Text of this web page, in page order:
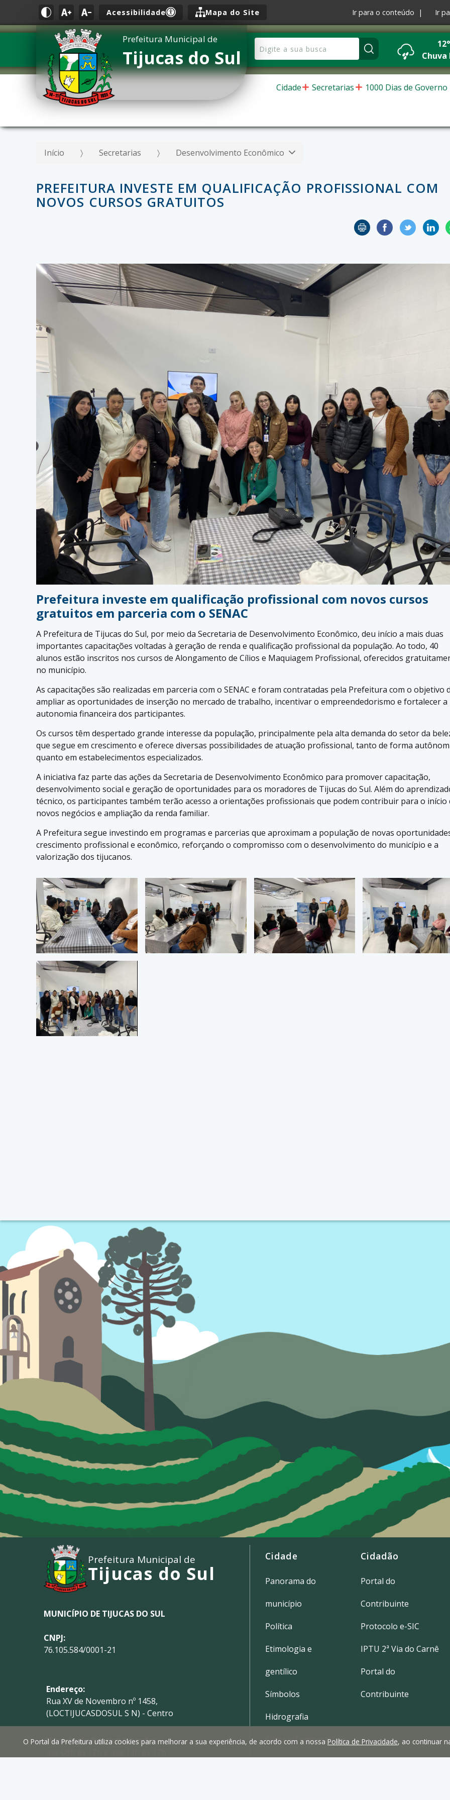
Acessibilidade Mapa do Site Ir para o conteúdo | Ir
Prefeitura Municipal de
Tijucas do Sul
Chuva
Cidade Secretarias 1000 Dias de Governo
Início Secretarias Desenvolvimento Econômico
PREFEITURA INVESTE EM QUALIFICAÇÃO PROFISSIONAL COM
NOVOS CURSOS GRATUITOS
Prefeitura investe em qualificação profissional com novos cursos
gratuitos em parceria com o SENAC
A Prefeitura de Tijucas do Sul, por meio da Secretaria de Desenvolvimento Econômico, deu início a mais duas
importantes capacitações voltadas à geração de renda e qualificação profissional da população. Ao todo, 40
alunos estão inscritos nos cursos de Alongamento de Cílios e Maquiagem Profissional, oferecidos
no município.
As capacitações são realizadas em parceria com o SENAC e foram contratadas pela Prefeitura com o objetivo
ampliar as oportunidades de inserção no mercado de trabalho, incentivar o empreendedorismo e fortalecer a
autonomia financeira dos participantes.
Os cursos têm despertado grande interesse da população, principalmente pela alta demanda do setor da
que segue em crescimento e oferece diversas possibilidades de atuação profissional, tanto de forma
quanto em estabelecimentos especializados.
A iniciativa faz parte das ações da Secretaria de Desenvolvimento Econômico para promover capacitação,
desenvolvimento social e geração de oportunidades para os moradores de Tijucas do Sul. Além do
técnico, os participantes também terão acesso a orientações profissionais que podem contribuir para o início
novos negócios e ampliação da renda familiar.
A Prefeitura segue investindo em programas e parcerias que aproximam a população de novas
crescimento profissional e econômico, reforçando o compromisso com o desenvolvimento do município e a
valorização dos tijucanos.
Prefeitura Municipal de
Tijucas do Sul
MUNICÍPIO DE TIJUCAS DO SUL
CNPJ:
76.105.584/0001-21
Endereço:
Rua XV de Novembro nº 1458,
(LOCTIJUCASDOSUL S N) - Centro
Horário de Funcionamento:
Cidade
Panorama do
município
Política
Etimologia e
gentílico
Símbolos
Hidrografia
Clima e Temperatura
Cidadão
Portal do
Contribuinte
Protocolo e-SIC
IPTU 2ª Via do Carnê
Portal do
Contribuinte
O Portal da Prefeitura utiliza cookies para melhorar a sua experiência, de acordo com a nossa Política de Privacidade, ao continuar